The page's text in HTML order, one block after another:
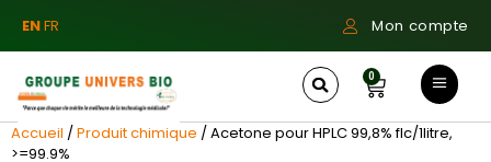
ENFR Mon compte
0
Accueil /Produit chimique / Acetone pour HPLC 99,8% flc/1litre,
>=99.9%